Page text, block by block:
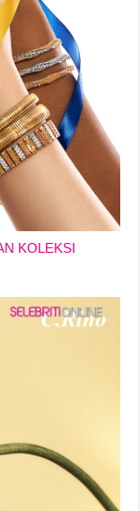
KOLEKSI